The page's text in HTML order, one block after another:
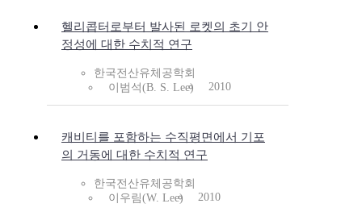
헬리콥터로부터 발사된 로켓의 초기 안
정성에 대한 수치적 연구
한국전산유체공학회
이범석(B. S. Lee)
2010
캐비티를 포함하는 수직평면에서 기포
의 거동에 대한 수치적 연구
한국전산유체공학회
이우림(W. Lee)
2010